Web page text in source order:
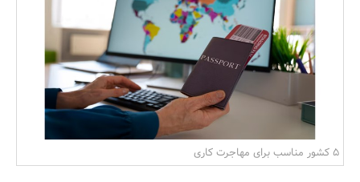
بانک، بیمه و سرمایه
مسکن و ساختمان
۵ کشور مناسب برای مهاجرت کاری